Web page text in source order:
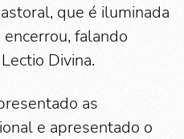
que é iluminada
falando
Divina.
as
e apresentado o